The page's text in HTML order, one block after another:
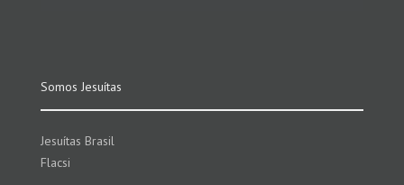
Somos Jesuítas
Jesuítas Brasil
Flacsi